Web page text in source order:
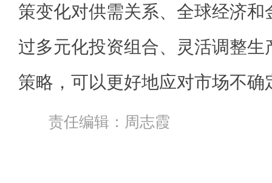
策变化对供需关系、全球经济
过多元化投资组合、灵活调整生
策略，可以更好地应对市场不确
责任编辑：周志霞